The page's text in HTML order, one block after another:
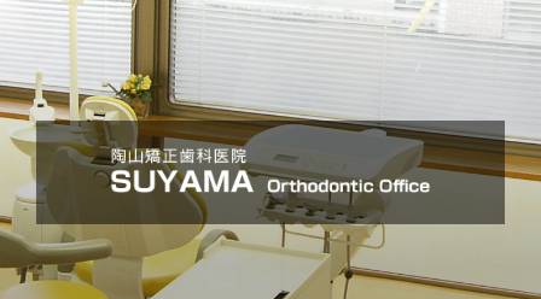
コ
ン
ン
ツ
ス
キ
ッ
プ